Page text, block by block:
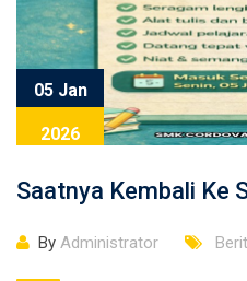
05 Jan
2026
Saatnya Kembali Ke
By Administrator